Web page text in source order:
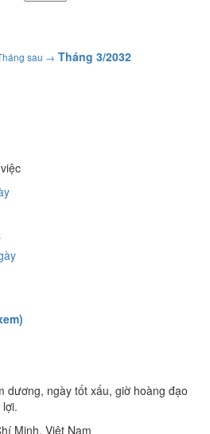
sau → Tháng 3/2032
dương, ngày tốt xấu, giờ hoàng đạo
Minh, Việt Nam